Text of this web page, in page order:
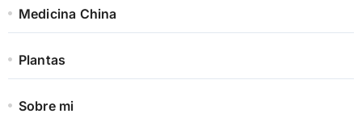
Medicina China
Plantas
Sobre mi